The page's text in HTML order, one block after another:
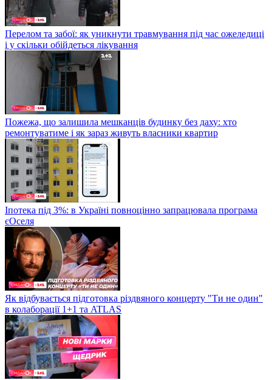
Перелом та забої: як уникнути травмування під час ожеледиці
і у скільки обійдеться лікування
Пожежа, що залишила мешканців будинку без даху: хто
ремонтуватиме і як зараз живуть власники квартир
Іпотека під 3%: в Україні повноцінно запрацювала програма
єОселя
Як відбувається підготовка різдвяного концерту "Ти не один"
в колаборації 1+1 та ATLAS